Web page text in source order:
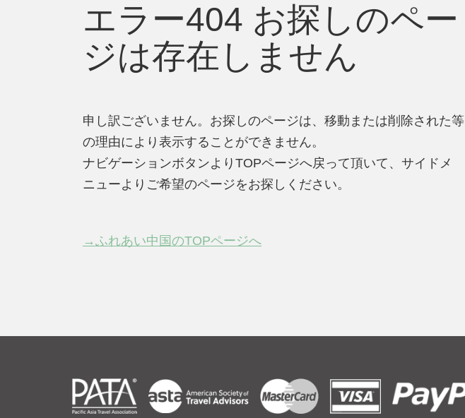
エラー404 お探しのペー
ジは存在しません
申し訳ございません。お探しのページは、移動または削除された等
の理由により表示することができません。
ナビゲーションボタンよりTOPページへ戻って頂いて、サイドメ
ニューよりご希望のページをお探しください。
→ふれあい中国のTOPページへ